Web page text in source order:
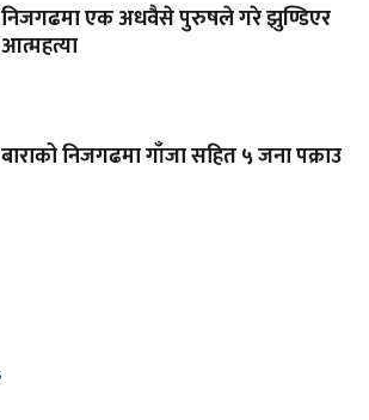
निजगढमा एक अधवैसे पुरुषले गरे झुण्डिएर
आत्महत्या
बाराको निजगढमा गाँजा सहित ५ जना पक्राउ